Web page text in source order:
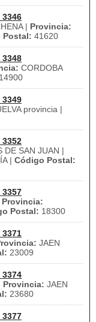
| Provincia:
Postal: 41620
CORDOBA
14900
provincia |
DE SAN JUAN |
| Código Postal:
Provincia:
Postal: 18300
JAEN
23009
Provincia: JAEN
23680